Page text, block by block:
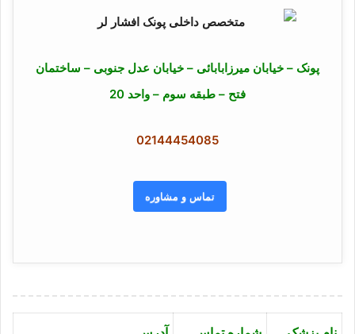
پونک – خیابان میرزابابائی – خیابان عدل جنوبی – ساختمان
فتح – طبقه سوم – واحد 20
02144454085
تماس و مشاوره